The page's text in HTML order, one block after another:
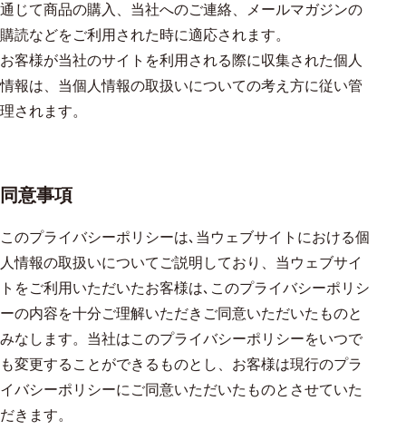
通じて商品の購入、当社へのご連絡、メールマガジンの
購読などをご利用された時に適応されます。
お客様が当社のサイトを利用される際に収集された個人
情報は、当個人情報の取扱いについての考え方に従い管
理されます。
同意事項
このプライバシーポリシーは､当ウェブサイトにおける個
人情報の取扱いについてご説明しており、当ウェブサイ
トをご利用いただいたお客様は､このプライバシーポリシ
ーの内容を十分ご理解いただきご同意いただいたものと
みなします。当社はこのプライバシーポリシーをいつで
も変更することができるものとし、お客様は現行のプラ
イバシーポリシーにご同意いただいたものとさせていた
だきます。